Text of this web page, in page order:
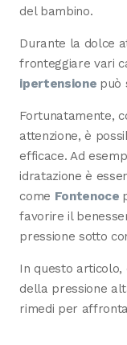
del bambino.
Durante la dolce
fronteggiare vari
ipertensione può
Fortunatamente,
attenzione, è
efficace. Ad
idratazione è
come Fontenoce
favorire il
pressione sotto
In questo articolo,
della pressione
rimedi per